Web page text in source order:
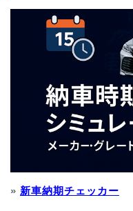
» 新車納期チェッカー